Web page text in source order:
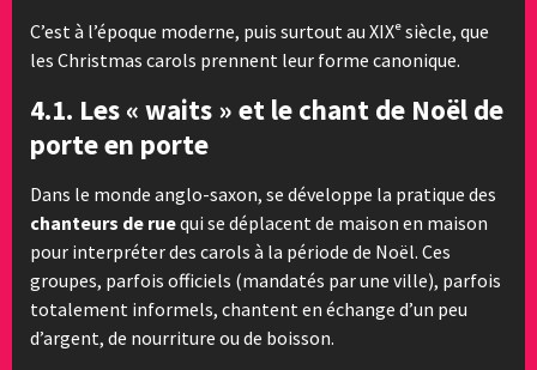
C’est à l’époque moderne, puis surtout au XIXᵉ siècle, que
les Christmas carols prennent leur forme canonique.
4.1. Les « waits » et le chant de Noël de
porte en porte
Dans le monde anglo-saxon, se développe la pratique des
chanteurs de ruequi se déplacent de maison en maison
pour interpréter des carols à la période de Noël. Ces
groupes, parfois officiels (mandatés par une ville), parfois
totalement informels, chantent en échange d’un peu
d’argent, de nourriture ou de boisson.